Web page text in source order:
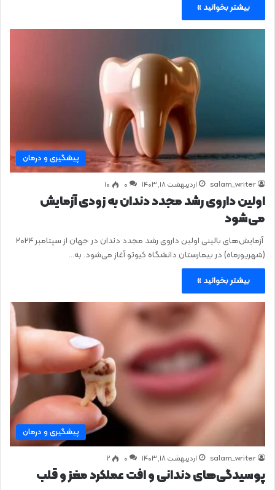
بیشتر بخوانید »
پیشگیری و درمان
salam_writer اردیبهشت ۱۸, ۱۴۰۳ 0 ۱۰
اولین داروی رشد مجدد دندان به زودی آزمایش
می‌شود
آزمایش‌های بالینی اولین داروی رشد مجدد دندان در جهان از سپتامبر ۲۰۲۴
(شهریورماه) در بیمارستان دانشگاه کیوتو آغاز می‌شود. به…
بیشتر بخوانید »
پیشگیری و درمان
salam_writer اردیبهشت ۱۸, ۱۴۰۳ 0 ۲
پوسیدگی‌های دندانی و افت عملکرد مغز و قلب